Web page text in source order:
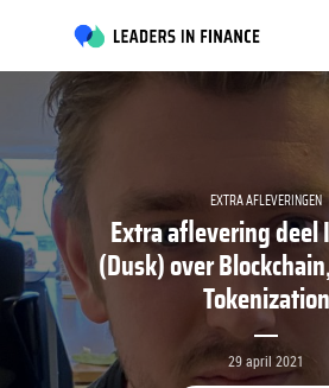
EXTRA AFLEVERINGEN
Extra aflevering deel
(Dusk) over
Tokenization
29 april 2021